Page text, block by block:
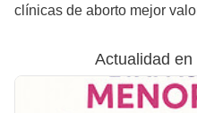
clínicas de aborto mejor
Actualidad